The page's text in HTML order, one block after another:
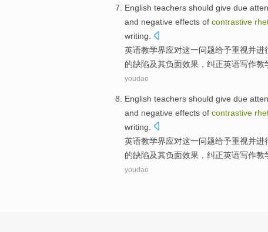
English teachers should give due
and negative effects of contrastive
writing
英语教学界应对这一问题给予重视并进
的缺陷及其负面效果 ， 纠正英语写作教
youdao
English teachers should give due
and negative effects of contrastive
writing
英语教学界应对这一问题给予重视并进
的缺陷及其负面效果 ， 纠正英语写作教
youdao